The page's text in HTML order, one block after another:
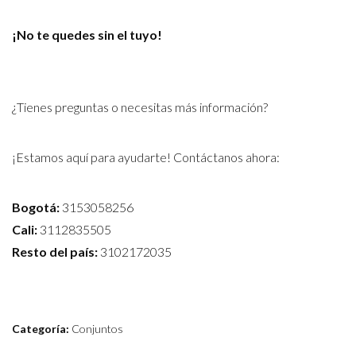
¡No te quedes sin el tuyo!
¿Tienes preguntas o necesitas más información?
¡Estamos aquí para ayudarte! Contáctanos ahora:
Bogotá: 3153058256
Cali: 3112835505
Resto del país: 3102172035
Categoría: Conjuntos